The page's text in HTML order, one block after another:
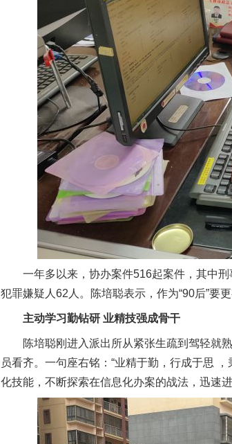
一年多以来，协办案件516起案件，其中刑
犯罪嫌疑人62人。陈培聪表示，作为“90后”要
主动学习勤钻研 业精技强成骨干
陈培聪刚进入派出所从紧张生疏到驾轻就熟
员看齐。一句座右铭：“业精于勤，行成于思
化技能，不断探索在信息化办案的战法，迅速